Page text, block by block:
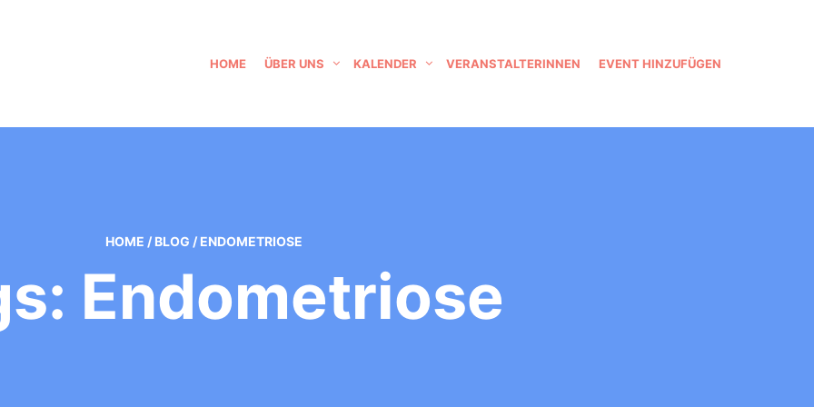
HOME ÜBER UNS KALENDER VERANSTALTERINNEN EVENT HINZUFÜGEN
HOME / BLOG / ENDOMETRIOSE
Endometriose